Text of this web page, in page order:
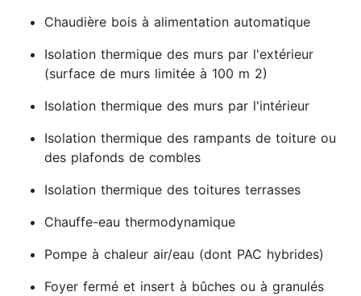
Chaudière bois à alimentation automatique
Isolation thermique des murs par l'extérieur
(surface de murs limitée à 100 m 2)
Isolation thermique des murs par l'intérieur
Isolation thermique des rampants de toiture ou
des plafonds de combles
Isolation thermique des toitures terrasses
Chauffe-eau thermodynamique
Pompe à chaleur air/eau (dont PAC hybrides)
Foyer fermé et insert à bûches ou à granulés